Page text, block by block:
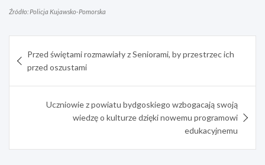
Źródło: Policja Kujawsko-Pomorska
wpisu
Przed świętami rozmawiały z Seniorami, by przestrzec ich
przed oszustami
Uczniowie z powiatu bydgoskiego wzbogacają swoją
wiedzę o kulturze dzięki nowemu programowi
edukacyjnemu